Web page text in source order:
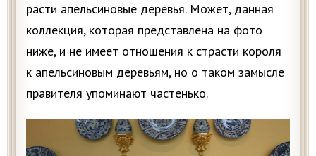
расти апельсиновые деревья. Может, данная
коллекция, которая представлена на фото
ниже, и не имеет отношения к страсти короля
к апельсиновым деревьям, но о таком замысле
правителя упоминают частенько.